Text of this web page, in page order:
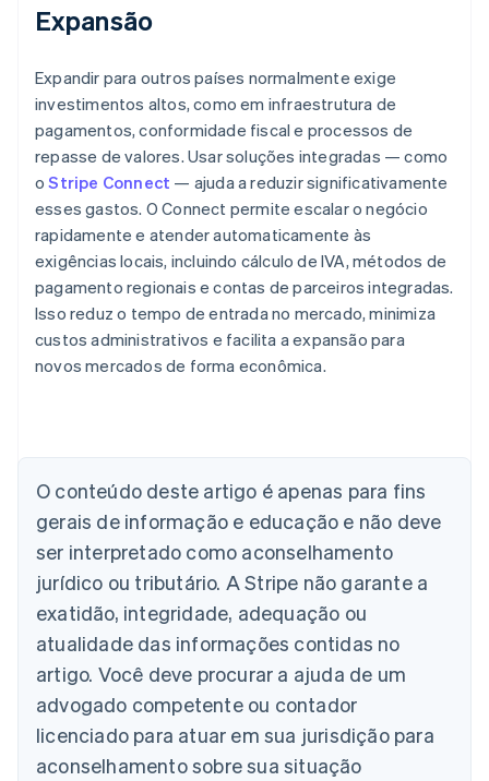
Expansão
Expandir para outros países normalmente exige
investimentos altos, como em infraestrutura de
pagamentos, conformidade fiscal e processos de
repasse de valores. Usar soluções integradas — como
oStripe Connect — ajuda a reduzir significativamente
esses gastos. O Connect permite escalar o negócio
rapidamente e atender automaticamente às
exigências locais, incluindo cálculo de IVA, métodos de
pagamento regionais e contas de parceiros integradas.
Isso reduz o tempo de entrada no mercado, minimiza
custos administrativos e facilita a expansão para
novos mercados de forma econômica.
O conteúdo deste artigo é apenas para fins
gerais de informação e educação e não deve
ser interpretado como aconselhamento
jurídico ou tributário. A Stripe não garante a
exatidão, integridade, adequação ou
atualidade das informações contidas no
artigo. Você deve procurar a ajuda de um
advogado competente ou contador
licenciado para atuar em sua jurisdição para
aconselhamento sobre sua situação
Austrália
Áustria
DeutschEnglish
Bélgica
English
Brasil
PortuguêsEnglish
Bulgária
English
Canadá
English Français
China continental
简体中文 English